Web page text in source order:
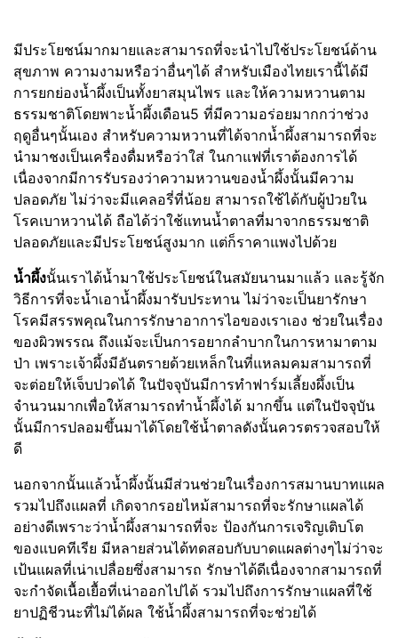
มีประโยชน์มากมายและสามารถที่จะนำไปใช้ประโยชน์ด้าน
สุขภาพ ความงามหรือว่าอื่นๆได้ สำหรับเมืองไทยเรานี้ได้มี
การยกย่องน้ำผึ้งเป็นทั้งยาสมุนไพร และให้ความหวานตาม
ธรรมชาติโดยพาะน้ำผึ้งเดือน5 ที่มีความอร่อยมากกว่าช่วง
ฤดูอื่นๆนั้นเอง สำหรับความหวานที่ได้จากน้ำผึ้งสามารถที่จะ
นำมาชงเป็นเครื่องดื่มหรือว่าใส่ ในกาแฟที่เราต้องการได้
เนื่องจากมีการรับรองว่าความหวานของน้ำผึ้งนั้นมีความ
ปลอดภัย ไม่ว่าจะมีแคลอรี่ที่น้อย สามารถใช้ได้กับผู้ป่วยใน
โรคเบาหวานได้ ถือได้ว่าใช้แทนน้ำตาลที่มาจากธรรมชาติ
ปลอดภัยและมีประโยชน์สูงมาก แต่ก็ราคาแพงไปด้วย
น้ำผึ้งนั้นเราได้น้ำมาใช้ประโยชน์ในสมัยนานมาแล้ว และรู้จัก
วิธีการที่จะน้ำเอาน้ำผึ้งมารับประทาน ไม่ว่าจะเป็นยารักษา
โรคมีสรรพคุณในการรักษาอาการไอของเราเอง ช่วยในเรื่อง
ของผิวพรรณ ถึงแม้จะเป็นการอยากลำบากในการหามาตาม
ป่า เพราะเจ้าผึ้งมีอันตรายด้วยเหล็กในที่แหลมคมสามารถที่
จะต่อยให้เจ็บปวดได้ ในปัจจุบันมีการทำฟาร์มเลี้ยงผึ้งเป็น
จำนวนมากเพื่อให้สามารถทำน้ำผึ้งได้ มากขึ้น แต่ในปัจจุบัน
นั้นมีการปลอมขึ้นมาได้โดยใช้น้ำตาลดังนั้นควรตรวจสอบให้
ดี
นอกจากนั้นแล้วน้ำผึ้งนั้นมีส่วนช่วยในเรื่องการสมานบาทแผล
รวมไปถึงแผลที่ เกิดจากรอยไหม้สามารถที่จะรักษาแผลได้
อย่างดีเพราะว่าน้ำผึ้งสามารถที่จะ ป้องกันการเจริญเติบโต
ของแบคทีเรีย มีหลายส่วนได้ทดสอบกับบาดแผลต่างๆไม่ว่าจะ
เป้นแผลที่เน่าเปลื่อยซึ่งสามารถ รักษาได้ดีเนื่องจากสามารถที่
จะกำจัดเนื้อเยื้อที่เน่าออกไปได้ รวมไปถึงการรักษาแผลที่ใช้
ยาปฏิชีวนะที่ไม่ได้ผล ใช้น้ำผึ้งสามารถที่จะช่วยได้